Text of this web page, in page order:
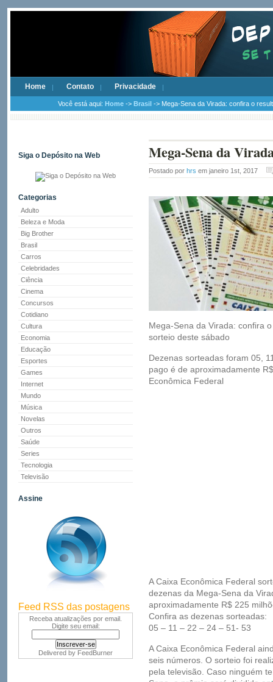
Home Contato Privacidade
Você está aqui: Home -> Brasil -> Mega-Sena da Virada: confira o
Siga o Depósito na Web
Categorias
Adulto
Beleza e Moda
Big Brother
Brasil
Carros
Celebridades
Ciência
Cinema
Concursos
Cotidiano
Cultura
Economia
Educação
Esportes
Games
Internet
Mundo
Música
Novelas
Outros
Saúde
Series
Tecnologia
Televisão
Assine
Feed RSS das postagens
Receba atualizações por email.
Digite seu email:
Delivered by FeedBurner
Mega-Sena da
Postado por hrs em janeiro 1st, 2017
Mega-Sena da Virada: confira
sorteio deste sábado
Dezenas sorteadas foram 05,
pago é de aproximadamente
Econômica Federal
A Caixa Econômica Federal
dezenas da Mega-Sena da
aproximadamente R$ 225
Confira as dezenas sorteadas:
05 – 11 – 22 – 24 – 51- 53
A Caixa Econômica Federal
seis números. O sorteio foi
pela televisão. Caso ninguém